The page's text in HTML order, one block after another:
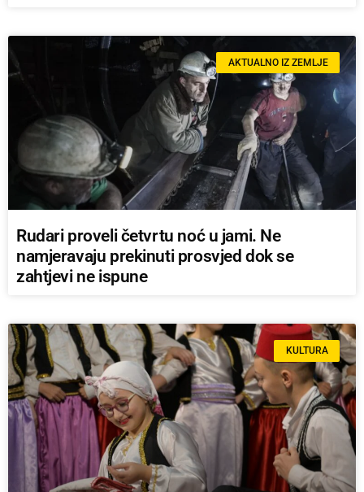
AKTUALNO IZ ZEMLJE
Rudari proveli četvrtu noć u jami. Ne
namjeravaju prekinuti prosvjed dok se
zahtjevi ne ispune
KULTURA